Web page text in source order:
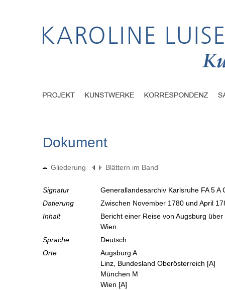
Dokument
Gliederung Blättern im Band
Signatur
Generallandesarchiv Karlsruhe FA 5 A
Datierung
Zwischen November 1780 und April
Inhalt
Bericht einer Reise von Augsburg
Wien.
Sprache
Deutsch
Orte
Augsburg A
Linz, Bundesland Oberösterreich [A]
München M
Wien [A]